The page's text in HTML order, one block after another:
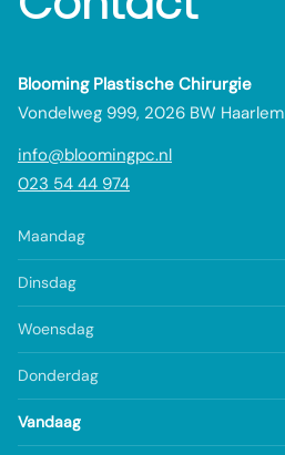
Blooming Plastische Chirurgie
Vondelweg 999, 2026 BW Haarlem
info@bloomingpc.nl
023 54 44 974
Maandag
Dinsdag
Woensdag
Donderdag
Vandaag